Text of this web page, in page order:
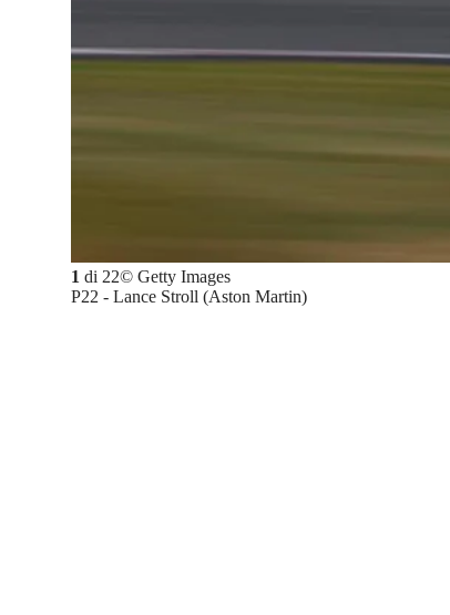
1 di 22© Getty Images
P22 - Lance Stroll (Aston Martin)